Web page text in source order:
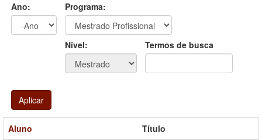
Ano:
Programa:
Nível: Termos de busca
Aplicar
Aluno
Título